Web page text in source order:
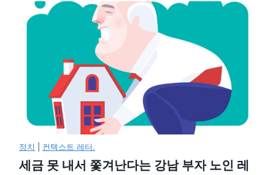
정치 컨텍스트 레터.
세금 못 내서 쫓겨난다는 강남 부자 노인 레